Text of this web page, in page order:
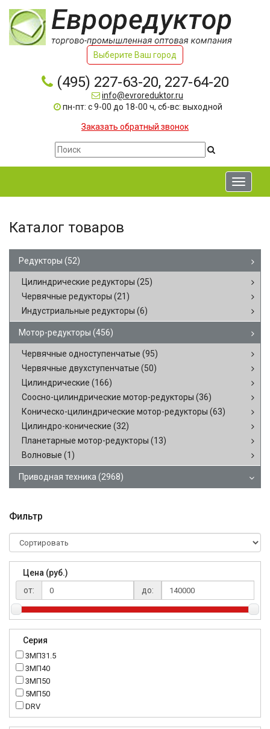
Выберите Ваш город
(495) 227-63-20, 227-64-20
info@evroreduktor.ru
пн-пт: с 9-00 до 18-00 ч, сб-вс: выходной
Заказать обратный звонок
Toggle
Каталог товаров
Редукторы (52)
Цилиндрические редукторы (25)
Червячные редукторы (21)
Индустриальные редукторы (6)
Мотор-редукторы (456)
Червячные одноступенчатые (95)
Червячные двухступенчатые (50)
Цилиндрические (166)
Соосно-цилиндрические мотор-редукторы (36)
Коническо-цилиндрические мотор-редукторы (63)
Цилиндро-конические (32)
Планетарные мотор-редукторы (13)
Волновые (1)
Приводная техника (2968)
Фильтр
Цена (руб.)
от:
до:
Серия
3МП31.5
3МП40
3МП50
5МП50
DRV
K..DR